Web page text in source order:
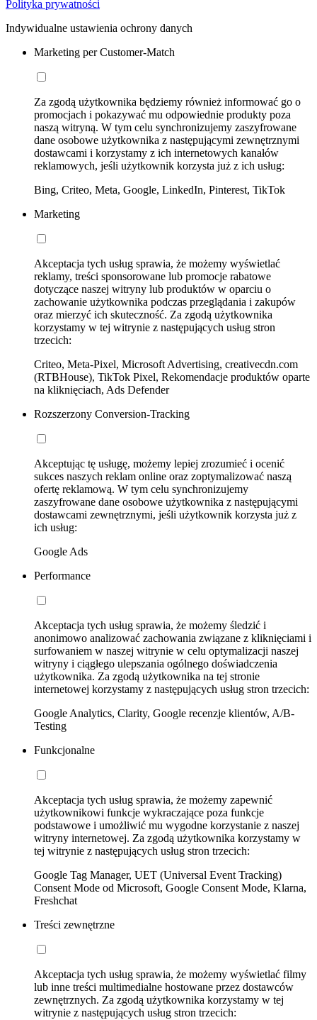
Polityka prywatności
Indywidualne ustawienia ochrony danych
Marketing per Customer-Match
Za zgodą użytkownika będziemy również informować go o
promocjach i pokazywać mu odpowiednie produkty poza
naszą witryną. W tym celu synchronizujemy zaszyfrowane
dane osobowe użytkownika z następującymi zewnętrznymi
dostawcami i korzystamy z ich internetowych kanałów
reklamowych, jeśli użytkownik korzysta już z ich usług:
Bing, Criteo, Meta, Google, LinkedIn, Pinterest, TikTok
Marketing
Akceptacja tych usług sprawia, że możemy wyświetlać
reklamy, treści sponsorowane lub promocje rabatowe
dotyczące naszej witryny lub produktów w oparciu o
zachowanie użytkownika podczas przeglądania i zakupów
oraz mierzyć ich skuteczność. Za zgodą użytkownika
korzystamy w tej witrynie z następujących usług stron
trzecich:
Criteo, Meta-Pixel, Microsoft Advertising, creativecdn.com
(RTBHouse), TikTok Pixel, Rekomendacje produktów oparte
na kliknięciach, Ads Defender
Rozszerzony Conversion-Tracking
Akceptując tę usługę, możemy lepiej zrozumieć i ocenić
sukces naszych reklam online oraz zoptymalizować naszą
ofertę reklamową. W tym celu synchronizujemy
zaszyfrowane dane osobowe użytkownika z następującymi
dostawcami zewnętrznymi, jeśli użytkownik korzysta już z
ich usług:
Google Ads
Performance
Akceptacja tych usług sprawia, że możemy śledzić i
anonimowo analizować zachowania związane z kliknięciami i
surfowaniem w naszej witrynie w celu optymalizacji naszej
witryny i ciągłego ulepszania ogólnego doświadczenia
użytkownika. Za zgodą użytkownika na tej stronie
internetowej korzystamy z następujących usług stron trzecich:
Google Analytics, Clarity, Google recenzje klientów, A/B-
Testing
Funkcjonalne
Akceptacja tych usług sprawia, że możemy zapewnić
użytkownikowi funkcje wykraczające poza funkcje
podstawowe i umożliwić mu wygodne korzystanie z naszej
witryny internetowej. Za zgodą użytkownika korzystamy w
tej witrynie z następujących usług stron trzecich:
Google Tag Manager, UET (Universal Event Tracking)
Consent Mode od Microsoft, Google Consent Mode, Klarna,
Freshchat
Treści zewnętrzne
Akceptacja tych usług sprawia, że możemy wyświetlać filmy
lub inne treści multimedialne hostowane przez dostawców
zewnętrznych. Za zgodą użytkownika korzystamy w tej
witrynie z następujących usług stron trzecich: